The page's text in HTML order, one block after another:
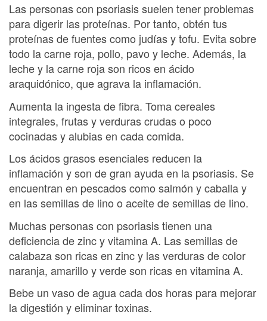
Las personas con psoriasis suelen tener problemas
para digerir las proteínas. Por tanto, obtén tus
proteínas de fuentes como judías y tofu. Evita sobre
todo la carne roja, pollo, pavo y leche. Además, la
leche y la carne roja son ricos en ácido
araquidónico, que agrava la inflamación.
Aumenta la ingesta de fibra. Toma cereales
integrales, frutas y verduras crudas o poco
cocinadas y alubias en cada comida.
Los ácidos grasos esenciales reducen la
inflamación y son de gran ayuda en la psoriasis. Se
encuentran en pescados como salmón y caballa y
en las semillas de lino o aceite de semillas de lino.
Muchas personas con psoriasis tienen una
deficiencia de zinc y vitamina A. Las semillas de
calabaza son ricas en zinc y las verduras de color
naranja, amarillo y verde son ricas en vitamina A.
Bebe un vaso de agua cada dos horas para mejorar
la digestión y eliminar toxinas.